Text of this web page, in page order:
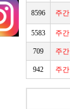
8596 주간
5583 주간
709 주간
942 주간